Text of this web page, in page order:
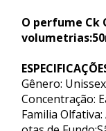
O perfume Ck
Gênero: Unissex
Concentração:
Familia